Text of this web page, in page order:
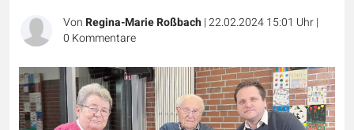
VonRegina-Marie Roßbach|22.02.2024 15:01 Uhr|
0 Kommentare